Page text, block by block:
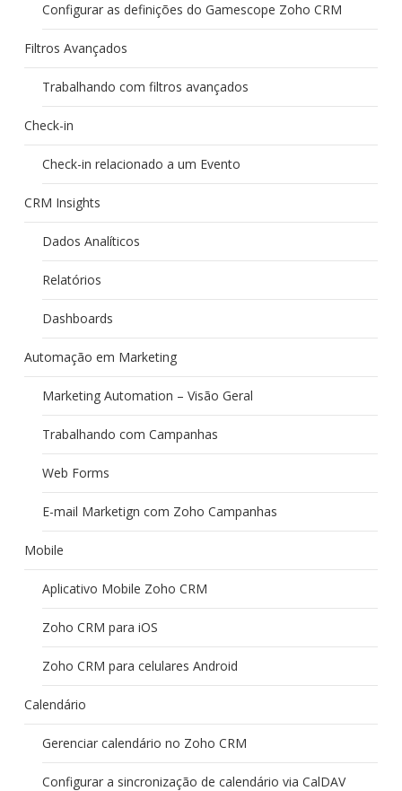
Configurar as definições do Gamescope Zoho CRM
Filtros Avançados
Trabalhando com filtros avançados
Check-in
Check-in relacionado a um Evento
CRM Insights
Dados Analíticos
Relatórios
Dashboards
Automação em Marketing
Marketing Automation – Visão Geral
Trabalhando com Campanhas
Web Forms
E-mail Marketign com Zoho Campanhas
Mobile
Aplicativo Mobile Zoho CRM
Zoho CRM para iOS
Zoho CRM para celulares Android
Calendário
Gerenciar calendário no Zoho CRM
Configurar a sincronização de calendário via CalDAV